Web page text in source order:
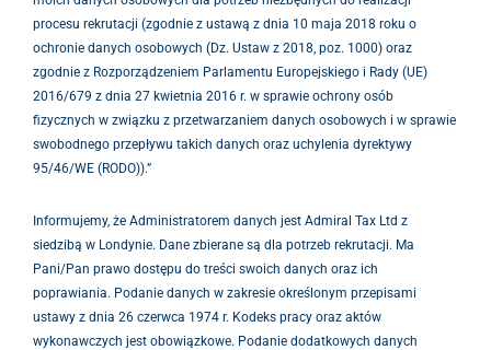
procesu rekrutacji (zgodnie z ustawą z dnia 10 maja 2018 roku o
ochronie danych osobowych (Dz. Ustaw z 2018, poz. 1000) oraz
zgodnie z Rozporządzeniem Parlamentu Europejskiego i Rady (UE)
2016/679 z dnia 27 kwietnia 2016 r. w sprawie ochrony osób
fizycznych w związku z przetwarzaniem danych osobowych i w sprawie
swobodnego przepływu takich danych oraz uchylenia dyrektywy
95/46/WE (RODO)).”
Informujemy, że Administratorem danych jest Admiral Tax Ltd z
siedzibą w Londynie. Dane zbierane są dla potrzeb rekrutacji. Ma
Pani/Pan prawo dostępu do treści swoich danych oraz ich
poprawiania. Podanie danych w zakresie określonym przepisami
ustawy z dnia 26 czerwca 1974 r. Kodeks pracy oraz aktów
wykonawczych jest obowiązkowe. Podanie dodatkowych danych